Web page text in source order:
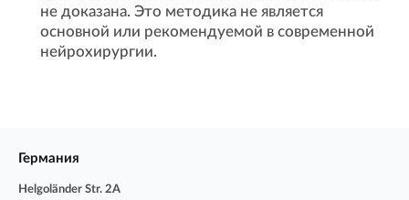
не доказана. Это методика не является
основной или рекомендуемой в современной
нейрохирургии.
Германия
Helgoländer Str. 2A